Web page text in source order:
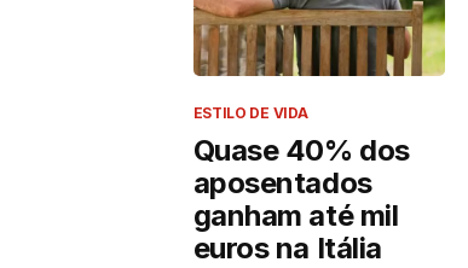
ESTILO DE VIDA
Quase 40% dos
aposentados
ganham até mil
euros na Itália